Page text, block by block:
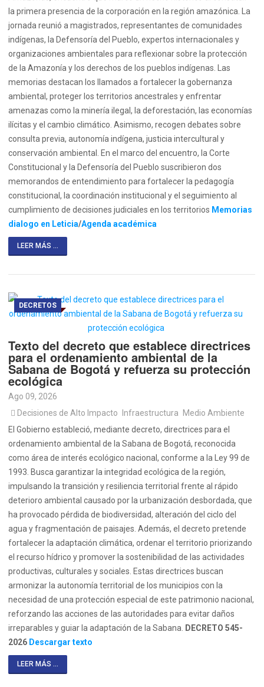
la primera presencia de la corporación en la región amazónica. La
jornada reunió a magistrados, representantes de comunidades
indígenas, la Defensoría del Pueblo, expertos internacionales y
organizaciones ambientales para reflexionar sobre la protección
de la Amazonía y los derechos de los pueblos indígenas. Las
memorias destacan los llamados a fortalecer la gobernanza
ambiental, proteger los territorios ancestrales y enfrentar
amenazas como la minería ilegal, la deforestación, las economías
ilícitas y el cambio climático. Asimismo, recogen debates sobre
consulta previa, autonomía indígena, justicia intercultural y
conservación ambiental. En el marco del encuentro, la Corte
Constitucional y la Defensoría del Pueblo suscribieron dos
memorandos de entendimiento para fortalecer la pedagogía
constitucional, la coordinación institucional y el seguimiento al
cumplimiento de decisiones judiciales en los territorios Memorias
dialogo en Leticia/Agenda académica
LEER MÁS ...
DECRETOS
Texto del decreto que establece directrices
para el ordenamiento ambiental de la
Sabana de Bogotá y refuerza su protección
ecológica
Ago 09, 2026
Decisiones de Alto Impacto
Infraestructura
Medio Ambiente
El Gobierno estableció, mediante decreto, directrices para el
ordenamiento ambiental de la Sabana de Bogotá, reconocida
como área de interés ecológico nacional, conforme a la Ley 99 de
1993. Busca garantizar la integridad ecológica de la región,
impulsando la transición y resiliencia territorial frente al rápido
deterioro ambiental causado por la urbanización desbordada, que
ha provocado pérdida de biodiversidad, alteración del ciclo del
agua y fragmentación de paisajes. Además, el decreto pretende
fortalecer la adaptación climática, ordenar el territorio priorizando
el recurso hídrico y promover la sostenibilidad de las actividades
productivas, culturales y sociales. Estas directrices buscan
armonizar la autonomía territorial de los municipios con la
necesidad de una protección especial de este patrimonio nacional,
reforzando las acciones de las autoridades para evitar daños
irreparables y guiar la adaptación de la Sabana.
DECRETO 545-
2026 Descargar texto
LEER MÁS ...